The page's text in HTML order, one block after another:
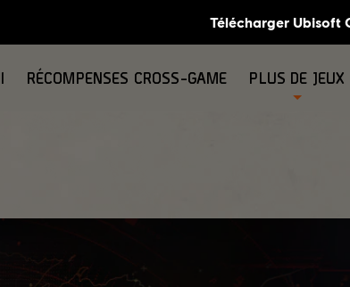
RÉCOMPENSES CROSS-GAME PLUS DE JEUX